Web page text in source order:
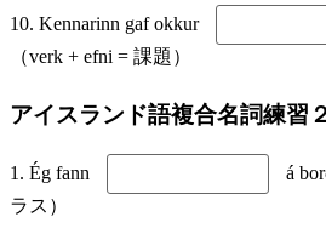
10. Kennarinn gaf okkur
（verk + efni = 課題）
アイスランド語複合名詞練習２
1. Ég fann
á
ラス）